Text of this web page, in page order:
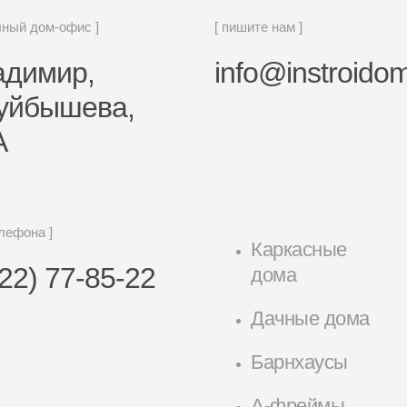
дом-офис ] [ пишите нам ]
]
77-85-22
Каркасные
дома
Дачные дома
Барнхаусы